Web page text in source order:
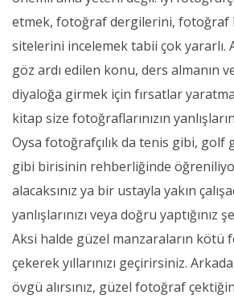
etmek, fotoğraf dergilerini, fotoğraf
sitelerini incelemek tabii çok yararlı.
göz ardı edilen konu, ders almanın
diyaloğa girmek için fırsatlar
kitap size fotoğraflarınızın
Oysa fotoğrafçılık da tenis gibi, golf
gibi birisinin rehberliğinde
alacaksınız ya bir ustayla yakın
yanlışlarınızı veya doğru yaptığınız
Aksi halde güzel manzaraların kötü
çekerek yıllarınızı geçirirsiniz.
övgü alırsınız, güzel fotoğraf